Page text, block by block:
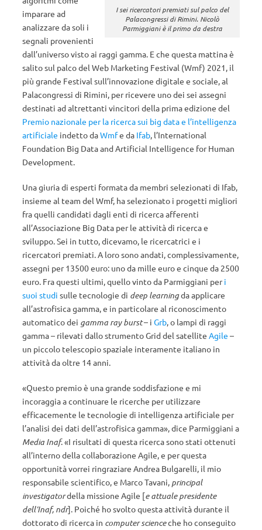
I sei ricercatori premiati sul palco del
Palacongressi di Rimini. Nicolò
Parmiggiani è il primo da destra
imparare ad
analizzare da soli i
segnali provenienti
dall’universo visto ai raggi gamma. E che questa mattina è
salito sul palco del Web Marketing Festival (Wmf) 2021, il
più grande Festival sull’innovazione digitale e sociale, al
Palacongressi di Rimini, per ricevere uno dei sei assegni
destinati ad altrettanti vincitori della prima edizione del
Premio nazionale per la ricerca sui big data e l’intelligenza
artificiale indetto daWmfe da Ifab, l’International
Foundation Big Data and Artificial Intelligence for Human
Development.
Unagiuria di esperti formata da membri selezionati di Ifab,
insieme al team del Wmf, ha selezionato i progetti migliori
fra quelli candidati dagli enti di ricerca afferenti
all’Associazione Big Data per le attività di ricerca e
sviluppo. Sei in tutto, dicevamo, le ricercatrici e i
ricercatori premiati. A loro sono andati, complessivamente,
assegni per 13500 euro: uno da mille euro e cinque da 2500
euro. Fra questi ultimi, quello vinto da Parmiggiani peri
suoi studi sulle tecnologie di deep learningda applicare
all’astrofisica gamma, e in particolare al riconoscimento
automatico dei gamma ray burst– i Grb, o lampi di raggi
gamma – rilevati dallo strumento Grid del satellite Agile –
un piccolo telescopio spaziale interamente italiano in
attività da oltre 14 anni.
«Questo premio è una grande soddisfazione e mi
incoraggia a continuare le ricerche per utilizzare
efficacemente le tecnologie di intelligenza artificiale per
l’analisi dei dati dell’astrofisica gamma», dice Parmiggiani a
Media Inaf. «I risultati di questa ricerca sono stati ottenuti
all’interno della collaborazione Agile, e per questa
opportunità vorrei ringraziare Andrea Bulgarelli, il mio
responsabile scientifico, e Marco Tavani, principal
investigatordella missione Agile [e attuale presidente
dell’Inaf, ndr]. Poiché ho svolto questa attività durante il
dottorato di ricerca in computer scienceche ho conseguito